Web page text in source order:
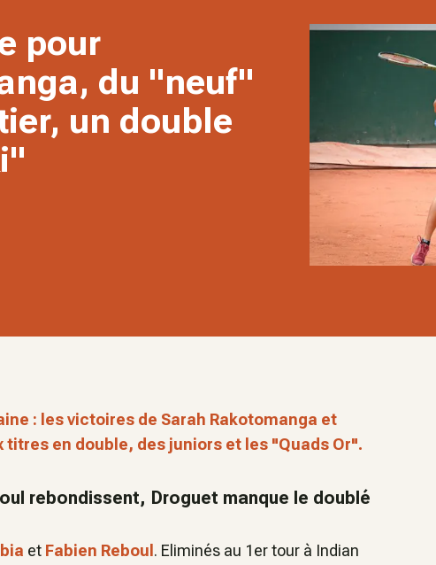
pour
du "neuf"
un double
: les victoires de Sarah Rakotomanga et
titres en double, des juniors et les "Quads Or".
rebondissent, Droguet manque le doublé
et Fabien Reboul . Eliminés au 1er tour à Indian